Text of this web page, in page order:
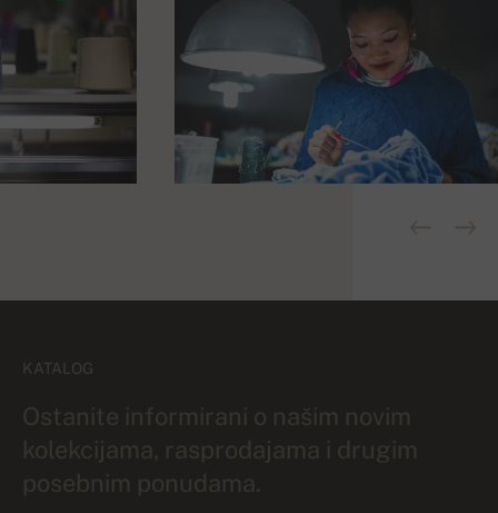
KATALOG
Ostanite informirani o našim novim
kolekcijama, rasprodajama i drugim
posebnim ponudama.